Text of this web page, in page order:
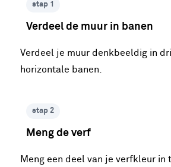
stap 1
Verdeel de muur in banen
Verdeel je muur denkbeeldig in
horizontale banen.
stap 2
Meng de verf
Meng een deel van je verfkleur